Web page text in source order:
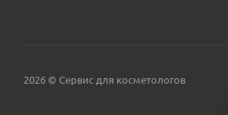
2026 © Сервис для косметологов